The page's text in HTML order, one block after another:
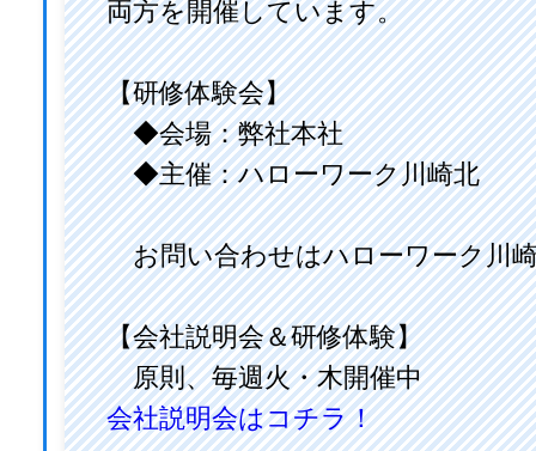
両方を開催しています。
【研修体験会】
◆会場：弊社本社
◆主催：ハローワーク川崎北
お問い合わせはハローワーク川
【会社説明会＆研修体験】
原則、毎週火・木開催中
会社説明会はコチラ！